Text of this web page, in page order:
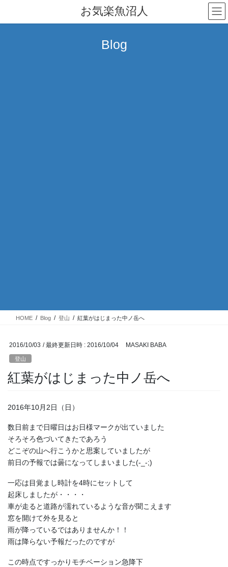
テ
ゲ
お気楽魚沼人
Blog
HOME Blog 登山 紅葉がはじまった中ノ岳へ
2016/10/03 / 最終更新日時 : 2016/10/04 MASAKI BABA
登山
紅葉がはじまった中ノ岳へ
2016年10月2日（日）
数日前まで日曜日はお日様マークが出ていました
そろそろ色づいてきたであろう
どこぞの山へ行こうかと思案していましたが
前日の予報では曇になってしまいました(-_-;)
一応は目覚まし時計を4時にセットして
起床しましたが・・・・
車が走ると道路が濡れているような音が聞こえます
窓を開けて外を見ると
雨が降っているではありませんか！！
雨は降らない予報だったのですが
この時点ですっかりモチベーション急降下